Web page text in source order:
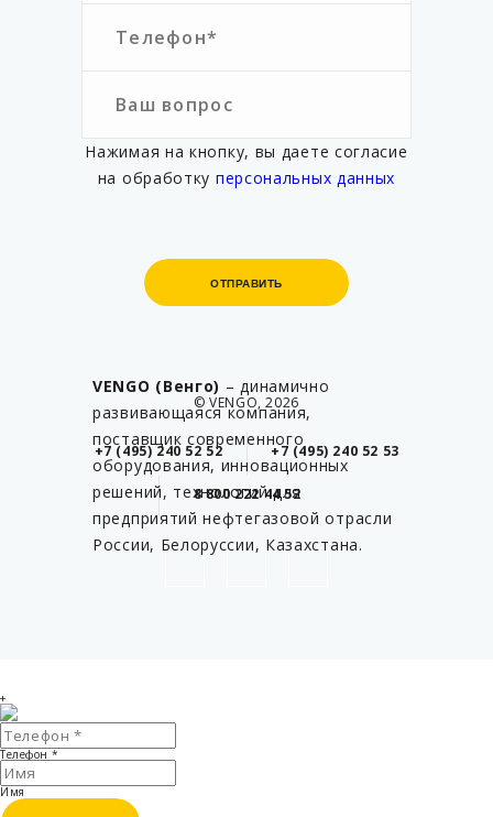
Нажимая на кнопку, вы даете согласие
на обработку персональных данных
ОТПРАВИТЬ
ОТПРАВИТЬ
© VENGO, 2026
+7 (495) 240 52 52 +7 (495) 240 52 53
8 800 222 44 52
VENGO (Венго) – динамично
развивающаяся компания,
поставщик современного
оборудования, инновационных
решений, технологий для
предприятий нефтегазовой отрасли
России, Белоруссии, Казахстана.
+
Телефон *
Имя